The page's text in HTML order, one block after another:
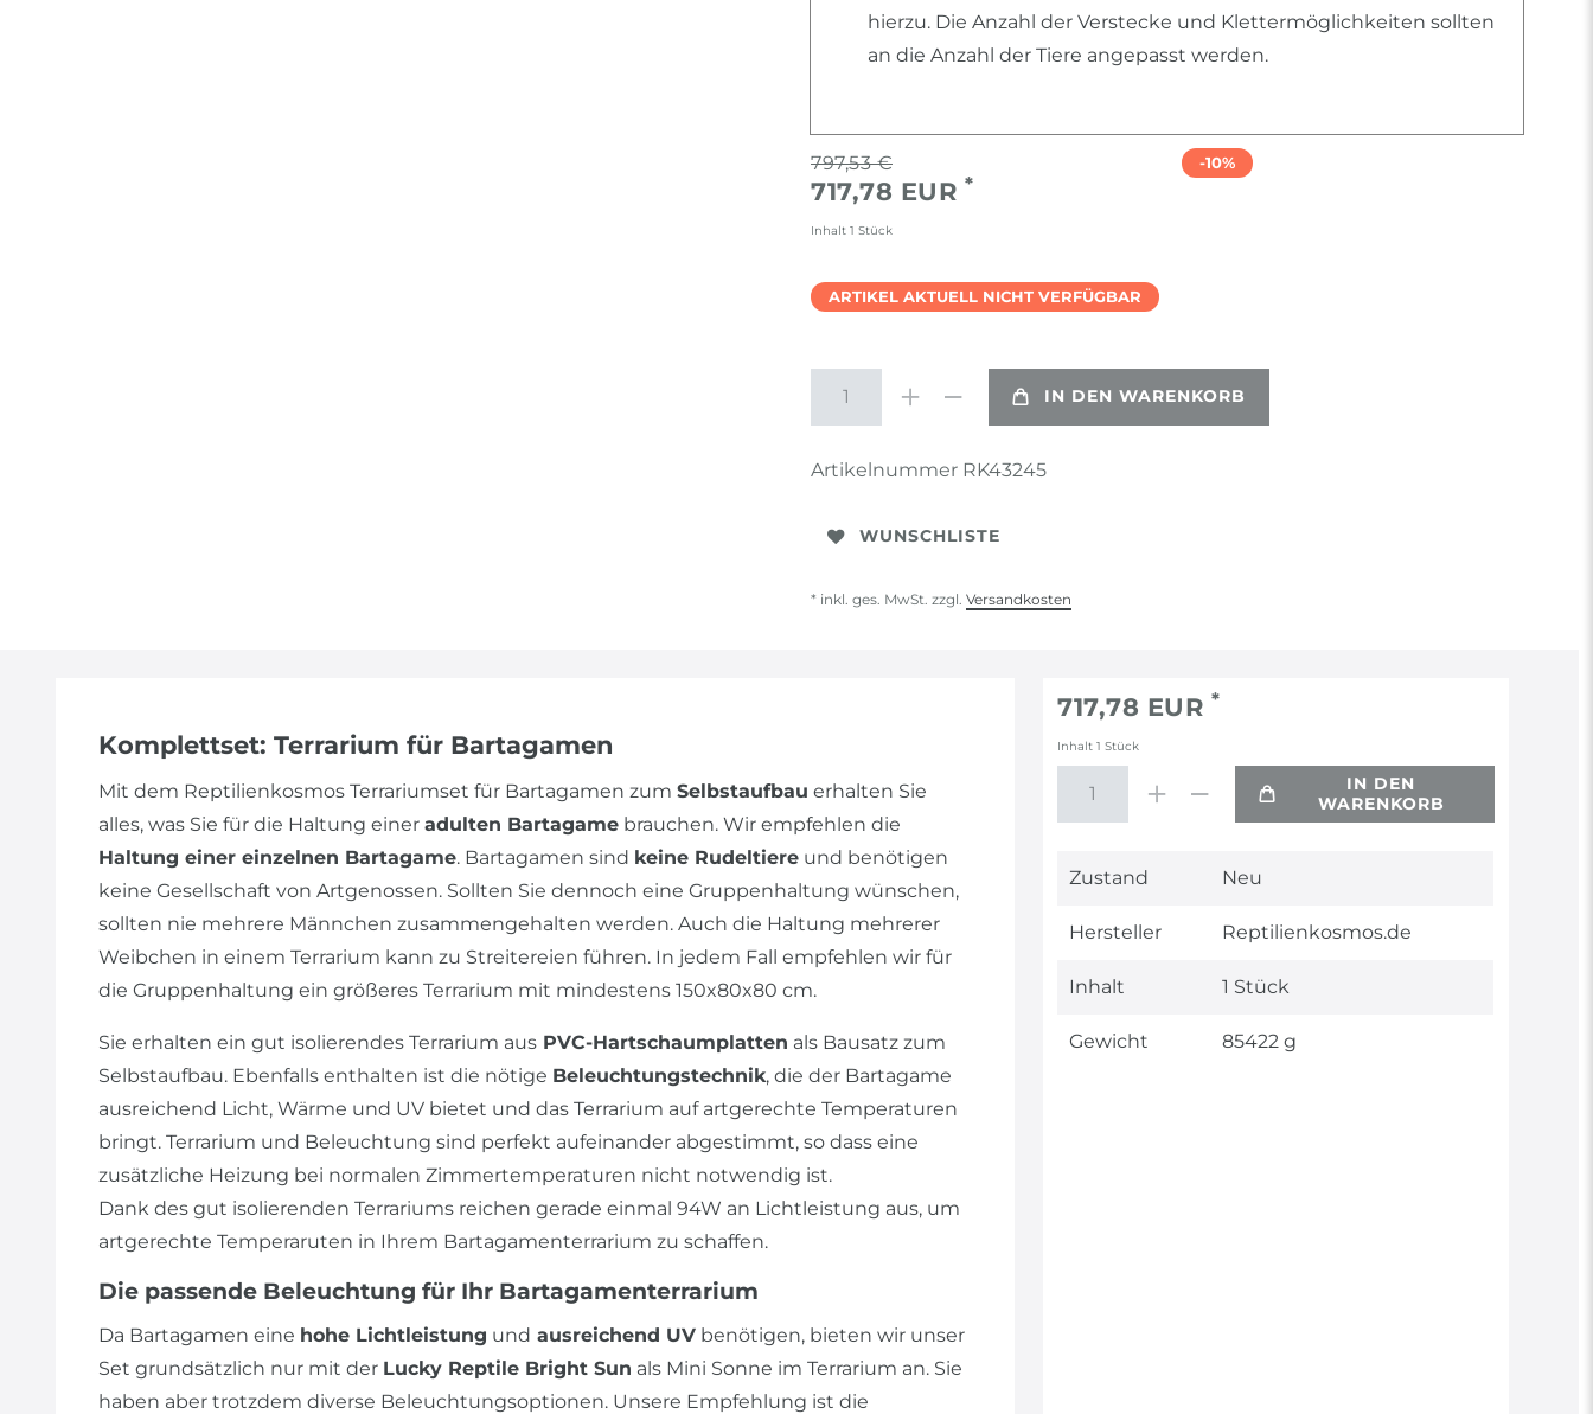
hierzu. Die Anzahl der Verstecke und Klettermöglichkeiten sollten
an die Anzahl der Tiere angepasst werden.
797,53 €
717,78 EUR *
Inhalt 1 Stück
-10%
ARTIKEL AKTUELL NICHT VERFÜGBAR
IN DEN WARENKORB
Artikelnummer RK43245
WUNSCHLISTE
* inkl. ges. MwSt. zzgl. Versandkosten
Komplettset: Terrarium für Bartagamen
Mit dem Reptilienkosmos Terrariumset für Bartagamen zum Selbstaufbau erhalten Sie
alles, was Sie für die Haltung einer adulten Bartagame brauchen. Wir empfehlen die
Haltung einer einzelnen Bartagame. Bartagamen sind keine Rudeltiere und benötigen
keine Gesellschaft von Artgenossen. Sollten Sie dennoch eine Gruppenhaltung wünschen,
sollten nie mehrere Männchen zusammengehalten werden. Auch die Haltung mehrerer
Weibchen in einem Terrarium kann zu Streitereien führen. In jedem Fall empfehlen wir für
die Gruppenhaltung ein größeres Terrarium mit mindestens 150x80x80 cm.
Sie erhalten ein gut isolierendes Terrarium aus PVC-Hartschaumplatten als Bausatz zum
Selbstaufbau. Ebenfalls enthalten ist die nötige Beleuchtungstechnik, die der Bartagame
ausreichend Licht, Wärme und UV bietet und das Terrarium auf artgerechte Temperaturen
bringt. Terrarium und Beleuchtung sind perfekt aufeinander abgestimmt, so dass eine
zusätzliche Heizung bei normalen Zimmertemperaturen nicht notwendig ist.
Dank des gut isolierenden Terrariums reichen gerade einmal 94W an Lichtleistung aus, um
artgerechte Temperaruten in Ihrem Bartagamenterrarium zu schaffen.
Die passende Beleuchtung für Ihr Bartagamenterrarium
Da Bartagamen eine hohe Lichtleistung und ausreichend UV benötigen, bieten wir unser
Set grundsätzlich nur mit der Lucky Reptile Bright Sun als Mini Sonne im Terrarium an. Sie
haben aber trotzdem diverse Beleuchtungsoptionen. Unsere Empfehlung ist die
717,78 EUR *
Inhalt1Stück
IN DEN
WARENKORB
Technisches
Wert
Zustand Neu
Hersteller Reptilienkosmos.de
Inhalt 1 Stück
Gewicht 85422 g